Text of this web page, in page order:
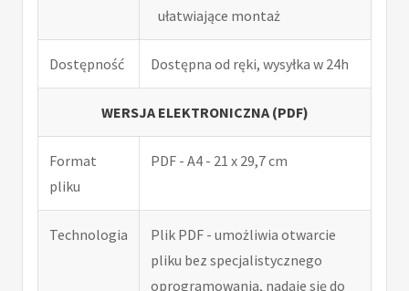
ułatwiające montaż
Dostępność Dostępna od ręki, wysyłka w 24h
WERSJA ELEKTRONICZNA (PDF)
Format
pliku
PDF - A4 - 21 x 29,7 cm
Technologia
Plik PDF - umożliwia otwarcie
pliku bez specjalistycznego
oprogramowania, nadaje się do